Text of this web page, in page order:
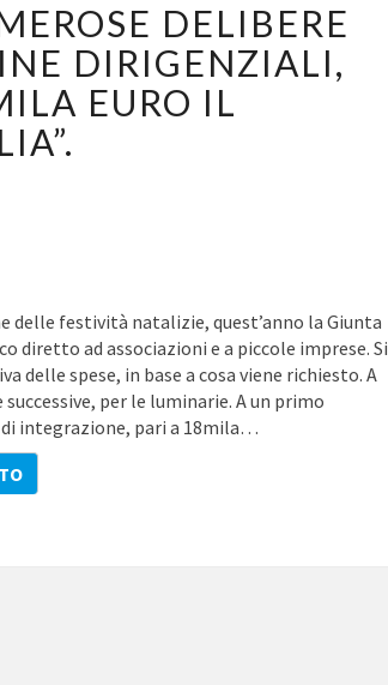
DELIBERE
DIRIGENZIALI,
EURO IL
delle festività natalizie, quest’anno la Giunta
diretto ad associazioni e a piccole imprese. Si
spese, in base a cosa viene richiesto. A
per le luminarie. A un primo
di integrazione, pari a 18mila…
LEGGI TUTTO